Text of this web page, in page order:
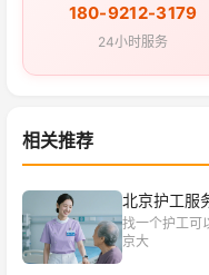
180-9212-3179
24小时服务
相关推荐
北京护工服
找一个护工可
京大